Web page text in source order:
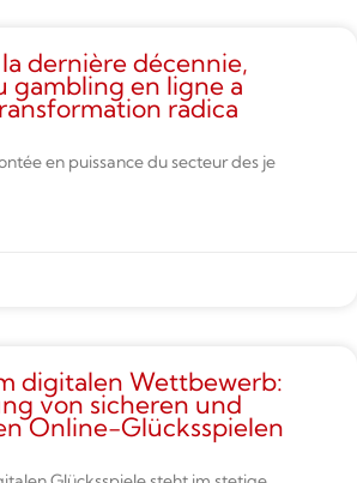
dernière décennie,
gambling en ligne a
radica
en puissance du secteur des je
digitalen Wettbe­werb:
von sicheren und
Online-Glücksspielen